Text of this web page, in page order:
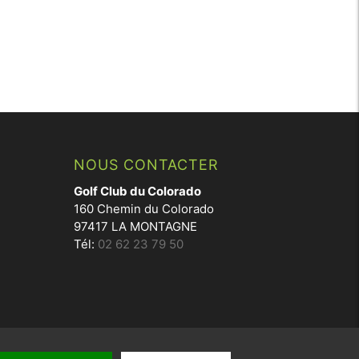
NOUS CONTACTER
Golf Club du Colorado
160 Chemin du Colorado
97417 LA MONTAGNE
Tél: 02 62 23 79 50